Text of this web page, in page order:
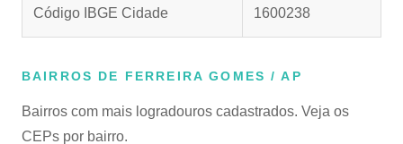
Código IBGE Cidade 1600238
BAIRROS DE FERREIRA GOMES / AP
Bairros com mais logradouros cadastrados. Veja os
CEPs por bairro.